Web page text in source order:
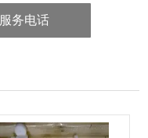
服务电话